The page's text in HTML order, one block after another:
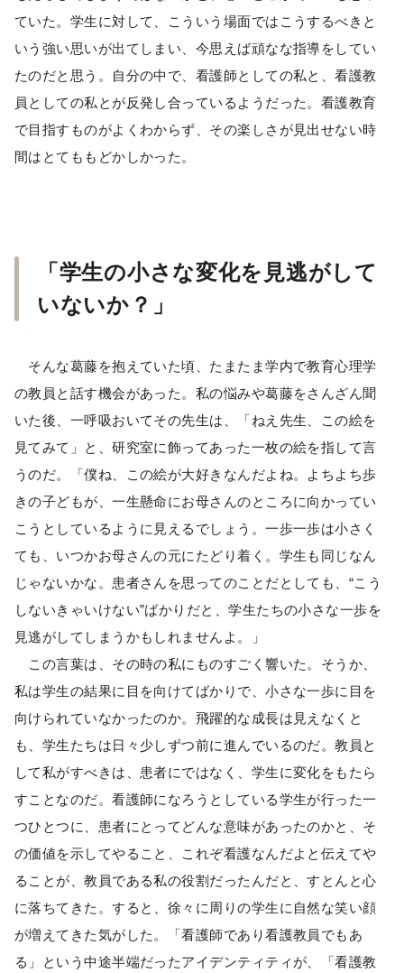
ていた。学生に対して、こういう場面ではこうするべきと
いう強い思いが出てしまい、今思えば頑なな指導をしてい
たのだと思う。自分の中で、看護師としての私と、看護教
員としての私とが反発し合っているようだった。看護教育
で目指すものがよくわからず、その楽しさが見出せない時
間はとてももどかしかった。
「学生の小さな変化を見逃がして
いないか？」
そんな葛藤を抱えていた頃、たまたま学内で教育心理学
の教員と話す機会があった。私の悩みや葛藤をさんざん聞
いた後、一呼吸おいてその先生は、「ねえ先生、この絵を
見てみて」と、研究室に飾ってあった一枚の絵を指して言
うのだ。「僕ね、この絵が大好きなんだよね。よちよち歩
きの子どもが、一生懸命にお母さんのところに向かってい
こうとしているように見えるでしょう。一歩一歩は小さく
ても、いつかお母さんの元にたどり着く。学生も同じなん
じゃないかな。患者さんを思ってのことだとしても、“こう
しないきゃいけない”ばかりだと、学生たちの小さな一歩を
見逃がしてしまうかもしれませんよ。」
この言葉は、その時の私にものすごく響いた。そうか、
私は学生の結果に目を向けてばかりで、小さな一歩に目を
向けられていなかったのか。飛躍的な成長は見えなくと
も、学生たちは日々少しずつ前に進んでいるのだ。教員と
して私がすべきは、患者にではなく、学生に変化をもたら
すことなのだ。看護師になろうとしている学生が行った一
つひとつに、患者にとってどんな意味があったのかと、そ
の価値を示してやること、これぞ看護なんだよと伝えてや
ることが、教員である私の役割だったんだと、すとんと心
に落ちてきた。すると、徐々に周りの学生に自然な笑い顔
が増えてきた気がした。「看護師であり看護教員でもあ
る」という中途半端だったアイデンティティが、「看護教